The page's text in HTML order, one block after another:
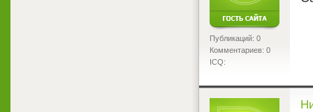
Публикаций: 0
Комментариев: 0
ICQ: